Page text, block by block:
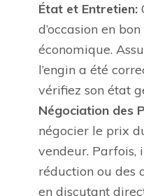
État et Entretien:
d’occasion en
économique.
l’engin a été
vérifiez son état
Négociation des
négocier le prix
vendeur. Parfois,
réduction ou des
en discutant